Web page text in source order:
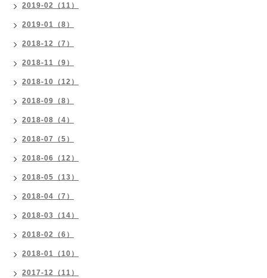
2019-02（11）
2019-01（8）
2018-12（7）
2018-11（9）
2018-10（12）
2018-09（8）
2018-08（4）
2018-07（5）
2018-06（12）
2018-05（13）
2018-04（7）
2018-03（14）
2018-02（6）
2018-01（10）
2017-12（11）